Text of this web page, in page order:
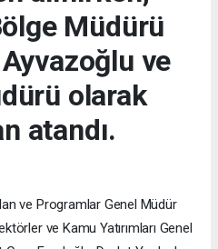
Müdürü
ve
olarak
atandı.
ve Programlar Genel Müdür
ve Kamu Yatırımları Genel